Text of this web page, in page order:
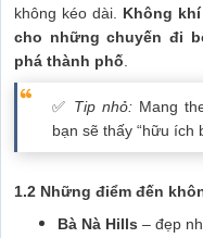
không kéo dài. Không
cho những chuyến đi
phá thành phố
✅ Tip nhỏ:Mang
bạn sẽ thấy “hữu ích
1.2 Những điểm đến
Bà Nà Hills – đẹp